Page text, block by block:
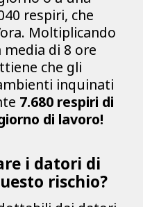
respiri, che
Moltiplicando
di 8 ore
che gli
inquinati
7.680 respiri di
di lavoro!
i datori di
rischio?